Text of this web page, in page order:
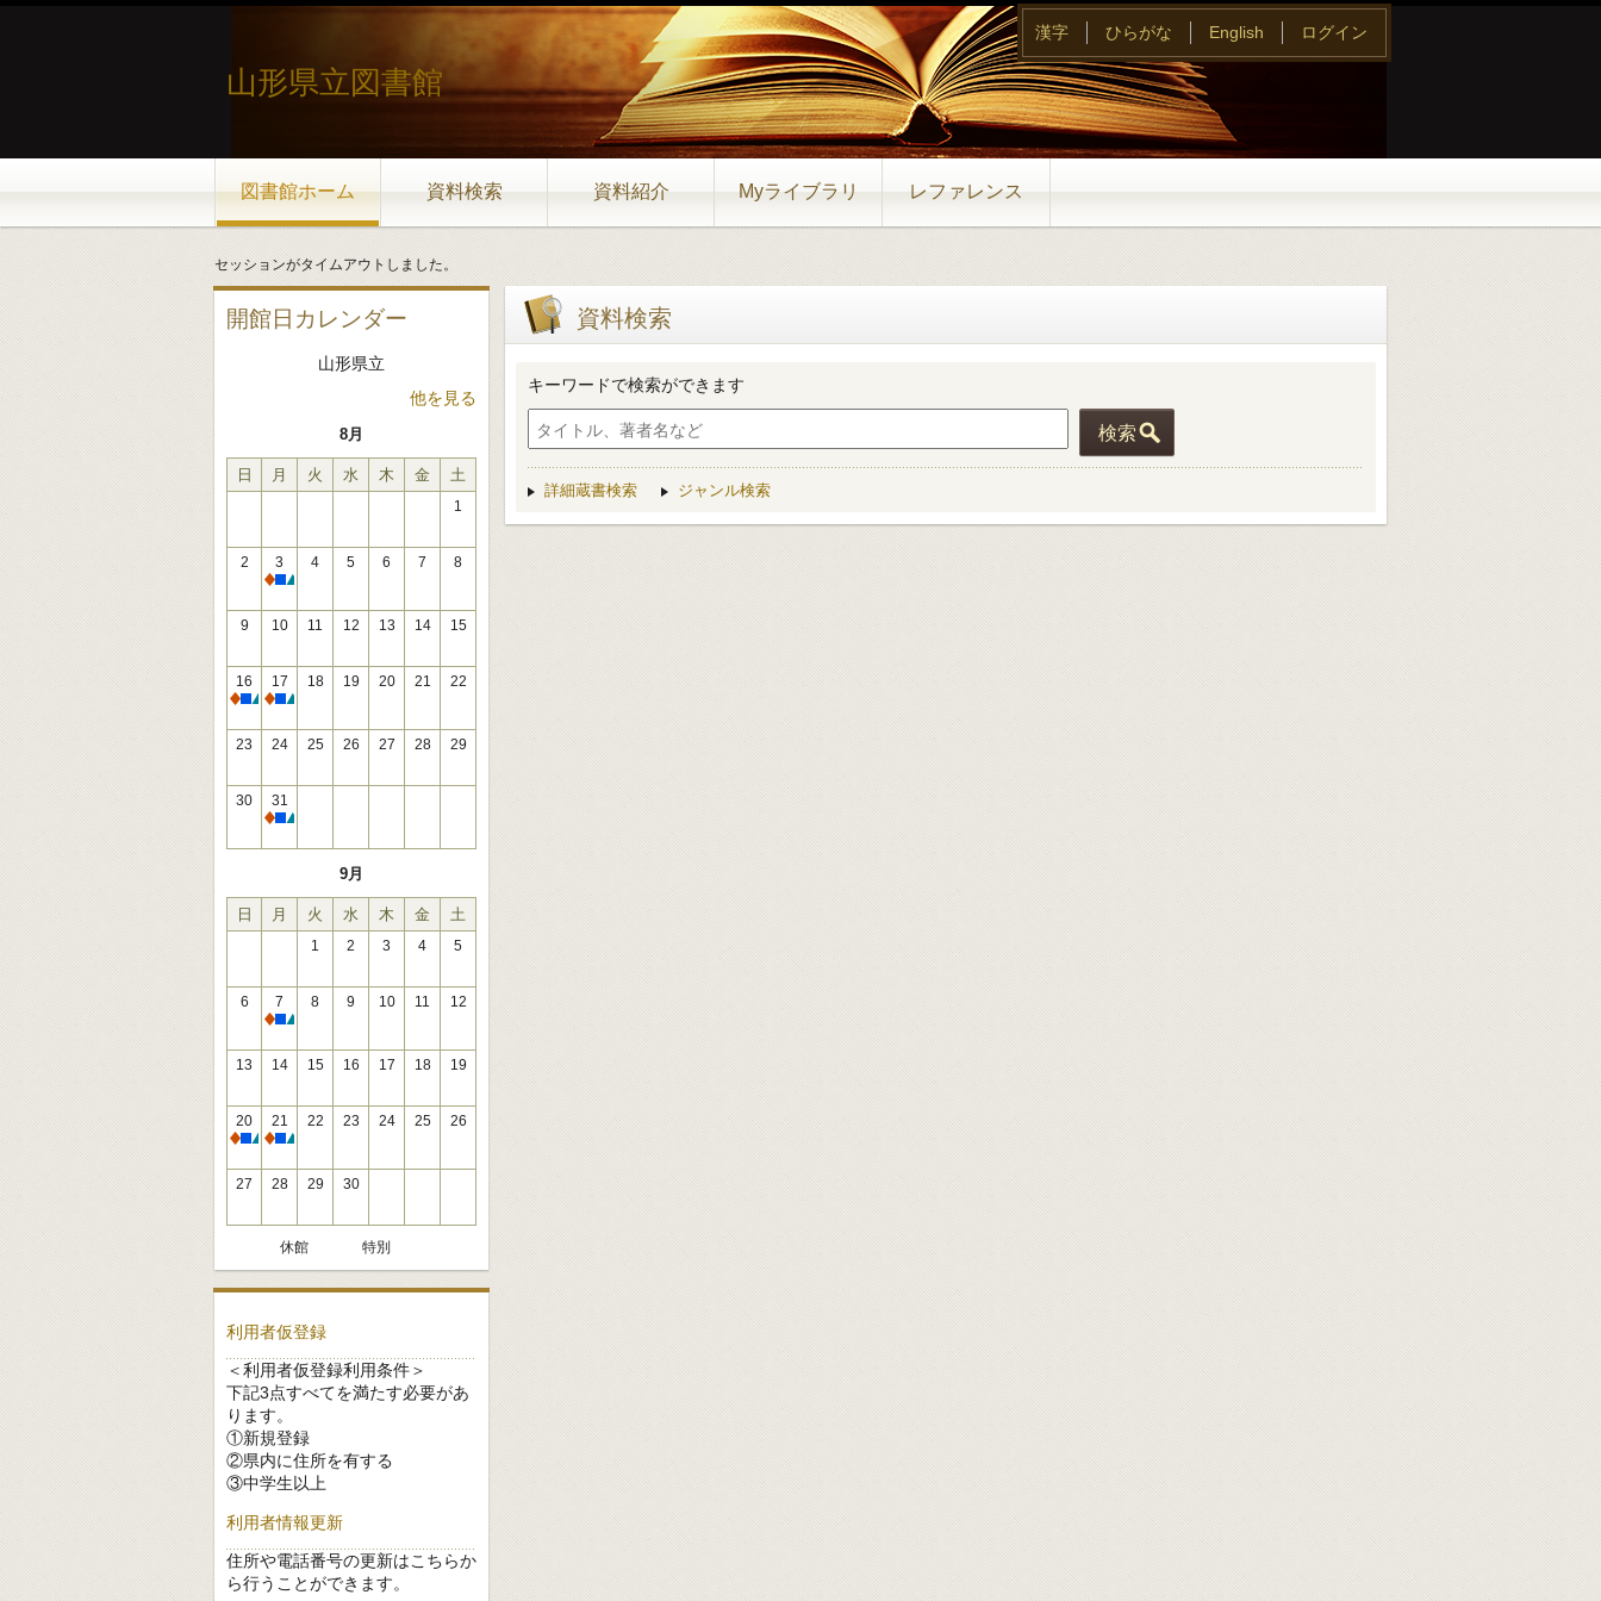
山形県立図書館
図書館ホーム 資料検索 資料紹介 Myライブラリ レファレンス
漢字 ひらがな English ログイン
セッションがタイムアウトしました。
開館日カレンダー
山形県立
他を見る
8月
日 月 火 水 木 金 土
1
2
3
休館
4 5 6 7 8
9 10 11 12 13 14 15
16
休館
17
休館
18 19 20 21 22
23 24 25 26 27 28 29
30
31
休館
9月
日 月 火 水 木 金 土
1 2 3 4 5
6
7
休館
8 9 10 11 12
13 14 15 16 17 18 19
20
休館
21
休館
22 23 24 25 26
27 28 29 30
休館 特別
利用者仮登録
＜利用者仮登録利用条件＞
下記3点すべてを満たす必要があ
ります。
①新規登録
②県内に住所を有する
③中学生以上
利用者情報更新
住所や電話番号の更新はこちらか
ら行うことができます。
資料検索
キーワードで検索ができます
検索
詳細蔵書検索 ジャンル検索